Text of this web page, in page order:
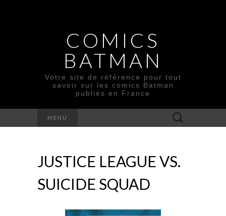
COMICS
BATMAN
Votre site de référence pour tout
savoir sur les comics Batman
publiés en France
MENU Rechercher :
JUSTICE LEAGUE VS.
SUICIDE SQUAD